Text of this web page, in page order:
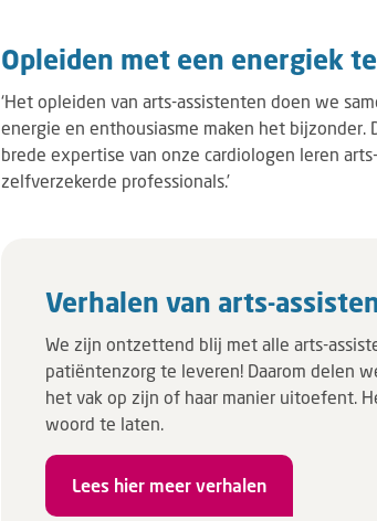
Opleiden met een energiek
‘Het opleiden van arts-assistenten doen we
energie en enthousiasme maken het bijzonder.
brede expertise van onze cardiologen leren
zelfverzekerde professionals.’
Verhalen van arts-
We zijn ontzettend blij met alle arts-
patiëntenzorg te leveren! Daarom delen
het vak op zijn of haar manier uitoefent.
woord te laten.
Lees hier meer verhalen